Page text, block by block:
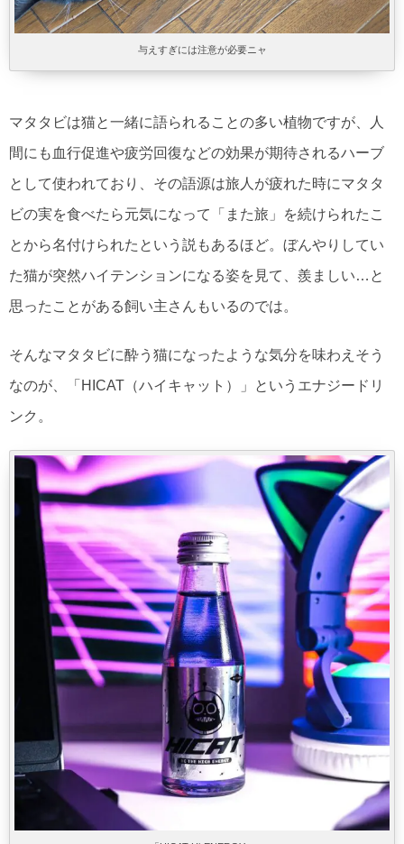
与えすぎには注意が必要ニャ
マタタビは猫と一緒に語られることの多い植物ですが、人
間にも血行促進や疲労回復などの効果が期待されるハーブ
として使われており、その語源は旅人が疲れた時にマタタ
ビの実を食べたら元気になって「また旅」を続けられたこ
とから名付けられたという説もあるほど。ぼんやりしてい
た猫が突然ハイテンションになる姿を見て、羨ましい…と
思ったことがある飼い主さんもいるのでは。
そんなマタタビに酔う猫になったような気分を味わえそう
なのが、「HICAT（ハイキャット）」というエナジードリ
ンク。